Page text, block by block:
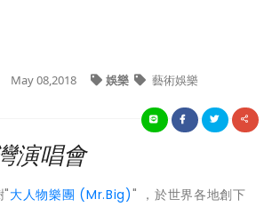
May 08,2018 娛樂 藝術娛樂
演唱會
"大人物樂團 (Mr.Big)" ，於世界各地創下